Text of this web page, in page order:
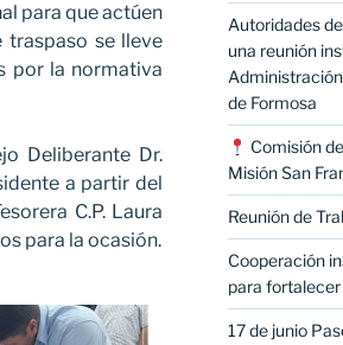
para que actúen
traspaso se lleve
por la normativa
Deliberante Dr.
a partir del
C.P. Laura
para la ocasión.
Autoridades
una reunión
de Formosa
Comisión
Misión San
Reunión de
Cooperación
para
17 de junio